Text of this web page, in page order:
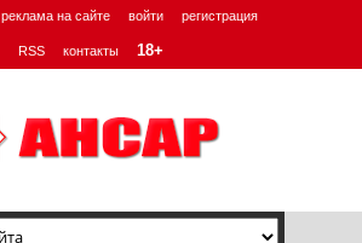
реклама на сайте войти регистрация
RSS контакты 18+